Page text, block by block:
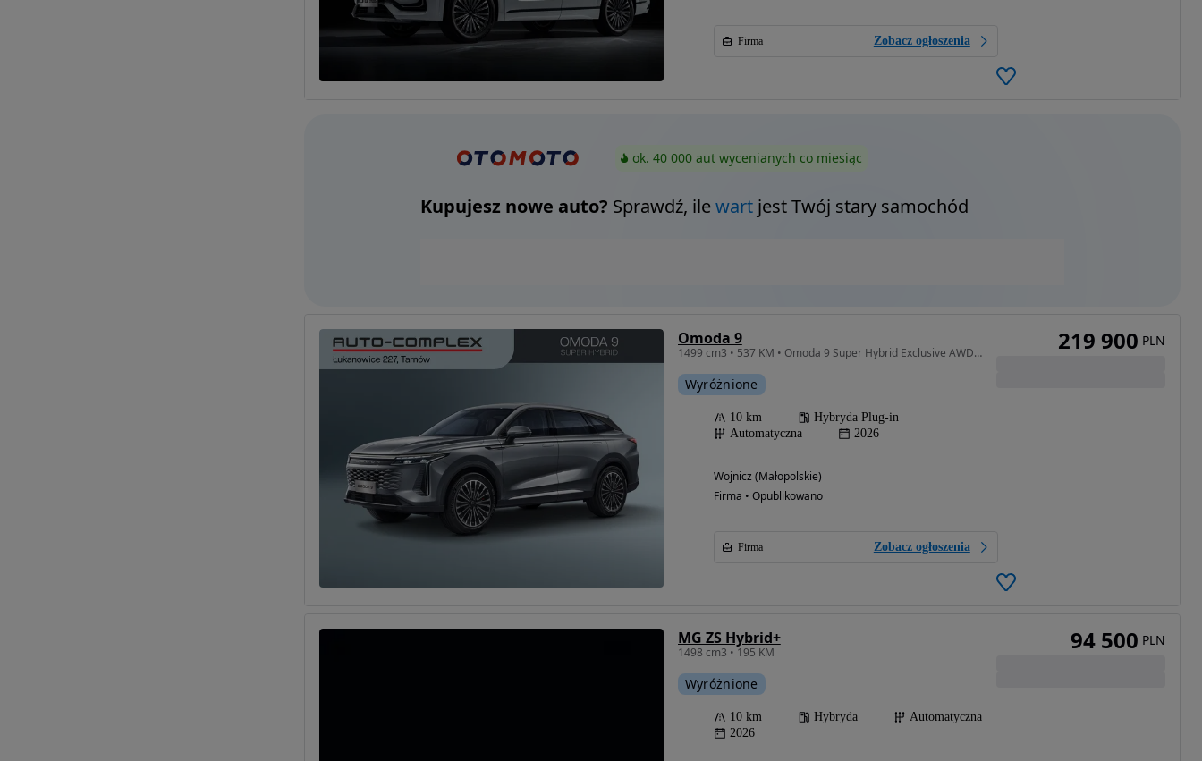
Firma Zobacz ogłoszenia
ok. 40 000 aut wycenianych co miesiąc
Kupujesz nowe auto? Sprawdź, ilewartjest Twój stary samochód
Omoda 9
1499 cm3 • 537 KM • Omoda 9 Super Hybrid Exclusive AWD - Dostępne od ręki - Różne Kolory
Wyróżnione
10 km
Hybryda Plug-in
Automatyczna
2026
Wojnicz (Małopolskie)
Firma • Opublikowano
Firma Zobacz ogłoszenia
219 900 PLN
MG ZS Hybrid+
1498 cm3 • 195 KM
Wyróżnione
10 km Hybryda
Automatyczna
2026
94 500 PLN